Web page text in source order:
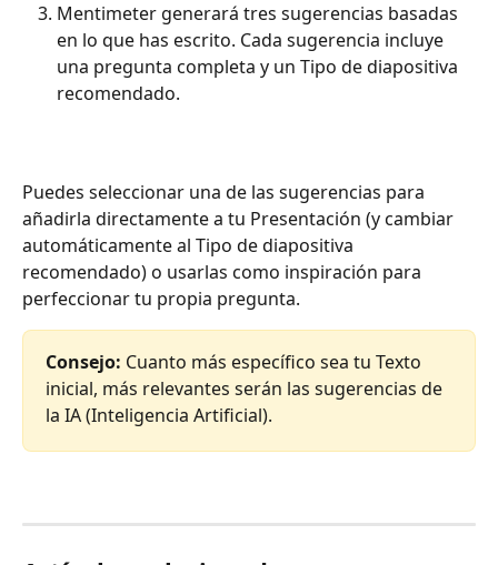
Mentimeter generará tres sugerencias basadas
en lo que has escrito. Cada sugerencia incluye
una pregunta completa y un Tipo de diapositiva
recomendado.
Puedes seleccionar una de las sugerencias para
añadirla directamente a tu Presentación (y cambiar
automáticamente al Tipo de diapositiva
recomendado) o usarlas como inspiración para
perfeccionar tu propia pregunta.
Consejo: Cuanto más específico sea tu Texto
inicial, más relevantes serán las sugerencias de
la IA (Inteligencia Artificial).